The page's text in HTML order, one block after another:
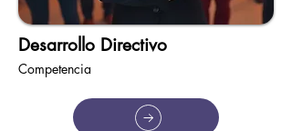
Desarrollo Directivo
Competencia